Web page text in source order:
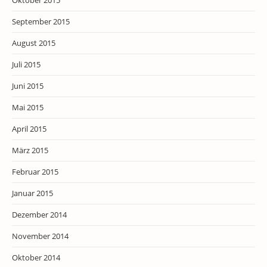
September 2015
August 2015
Juli 2015
Juni 2015
Mai 2015
April 2015
März 2015
Februar 2015
Januar 2015
Dezember 2014
November 2014
Oktober 2014